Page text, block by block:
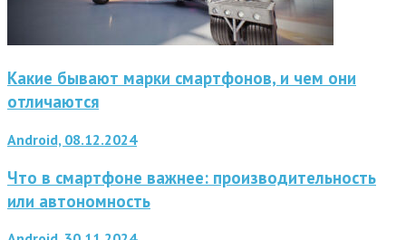
Какие бывают марки смартфонов, и чем они
отличаются
Android, 08.12.2024
Что в смартфоне важнее: производительность
или автономность